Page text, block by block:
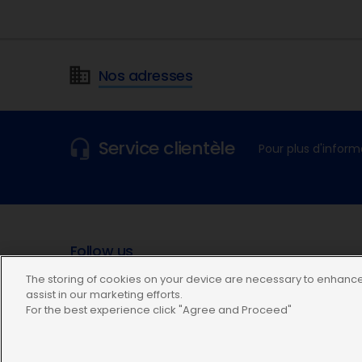
Nos adresses
Service clientèle Pour plus
Follow us
The storing of cookies on your device are necessary to
assist in our marketing efforts.
For the best experience click "Agree and Proceed"